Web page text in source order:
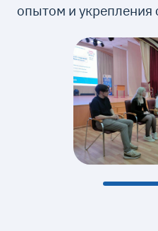
опытом и укрепления